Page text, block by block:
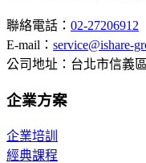
聯絡電話： 02-27206912
E-mail： service@ishare-
公司地址：台北市信義
企業方案
企業培訓
經典課程